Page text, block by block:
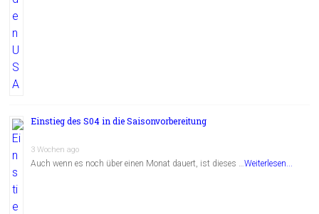
Einstieg des S04 in die Saisonvorbereitung
3 Wochen ago
Auch wenn es noch über einen Monat dauert, ist dieses …Weiterlesen...